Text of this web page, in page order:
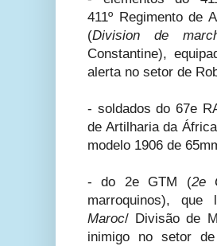
411º Regimento de
(Division de
Constantine),
alerta no setor de
- soldados do 67e
de Artilharia da
modelo 1906 de
- do 2e GTM (2e
marroquinos),
Maroc/ Divisão de
inimigo no setor